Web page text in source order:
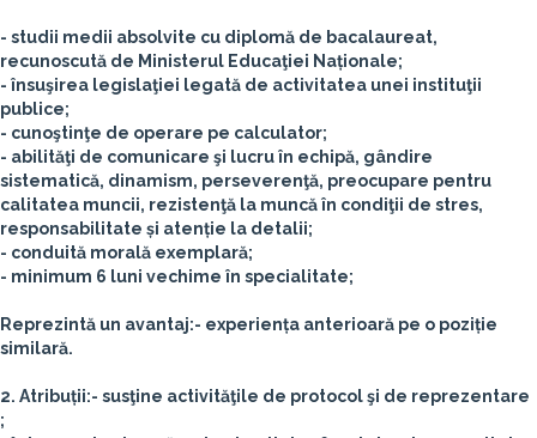
- studii medii absolvite cu diplomă de bacalaureat,
recunoscută de Ministerul Educaţiei Naționale;
- însuşirea legislaţiei legată de activitatea unei instituţii
publice;
- cunoştinţe de operare pe calculator;
- abilităţi de comunicare şi lucru în echipă, gândire
sistematică, dinamism, perseverenţă, preocupare pentru
calitatea muncii, rezistenţă la muncă în condiţii de stres,
responsabilitate și atenție la detalii;
- conduită morală exemplară;
- minimum 6 luni vechime în specialitate;
Reprezintă un avantaj:- experiența anterioară pe o poziție
similară.
2. Atribuții:- susţine activităţile de protocol şi de reprezentare
;